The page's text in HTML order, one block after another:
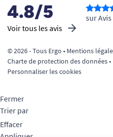
4.8/5
Voir tous les avis
sur
© 2026 - Tous Ergo • Mentions
Charte de protection des données•
Personnaliser les cookies
Fermer
Trier par
Effacer